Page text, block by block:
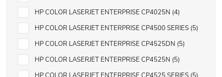
HP COLOR LASERJET ENTERPRISE CP4025N 4
HP COLOR LASERJET ENTERPRISE CP4500 SERIES 5
HP COLOR LASERJET ENTERPRISE CP4525DN 5
HP COLOR LASERJET ENTERPRISE CP4525N 5